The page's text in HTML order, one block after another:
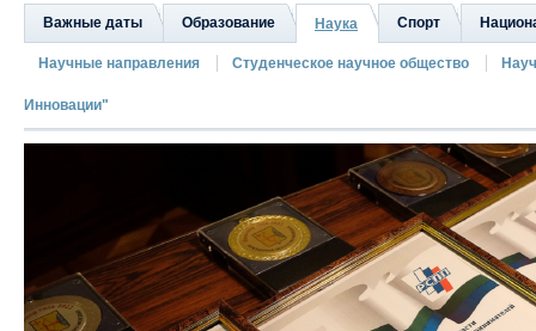
Важные даты Образование Наука Спорт
Научные направления Студенческое научное общество
Инновации"